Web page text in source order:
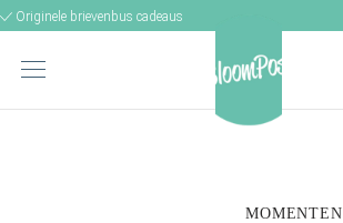
Originele brievenbus cadeaus
MOMENTEN